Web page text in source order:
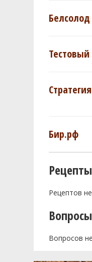
Белсолод
Бир.рф
Рецептов
Вопросов